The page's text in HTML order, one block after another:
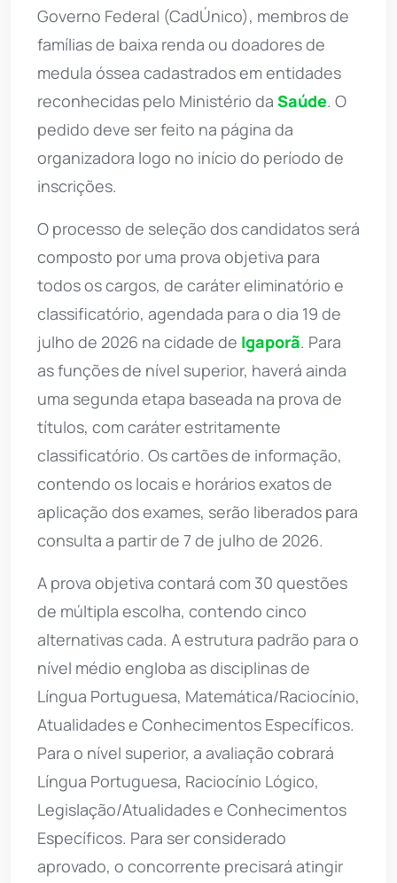
Governo Federal (CadÚnico), membros de
famílias de baixa renda ou doadores de
medula óssea cadastrados em entidades
reconhecidas pelo Ministério da Saúde. O
pedido deve ser feito na página da
organizadora logo no início do período de
inscrições.
O processo de seleção dos candidatos será
composto por uma prova objetiva para
todos os cargos, de caráter eliminatório e
classificatório, agendada para o dia 19 de
julho de 2026 na cidade de Igaporã. Para
as funções de nível superior, haverá ainda
uma segunda etapa baseada na prova de
títulos, com caráter estritamente
classificatório. Os cartões de informação,
contendo os locais e horários exatos de
aplicação dos exames, serão liberados para
consulta a partir de 7 de julho de 2026.
A prova objetiva contará com 30 questões
de múltipla escolha, contendo cinco
alternativas cada. A estrutura padrão para o
nível médio engloba as disciplinas de
Língua Portuguesa, Matemática/Raciocínio,
Atualidades e Conhecimentos Específicos.
Para o nível superior, a avaliação cobrará
Língua Portuguesa, Raciocínio Lógico,
Legislação/Atualidades e Conhecimentos
Específicos. Para ser considerado
aprovado, o concorrente precisará atingir